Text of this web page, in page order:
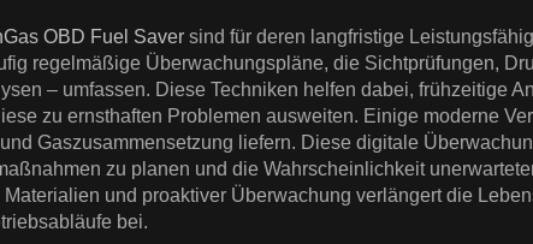
OBD Fuel Saver sind für deren langfristige
regelmäßige Überwachungspläne, die Sichtprüfungen,
– umfassen. Diese Techniken helfen dabei, frühzeitige
zu ernsthaften Problemen ausweiten. Einige moderne
Gaszusammensetzung liefern. Diese digitale
zu planen und die Wahrscheinlichkeit
und proaktiver Überwachung verlängert die
bei.